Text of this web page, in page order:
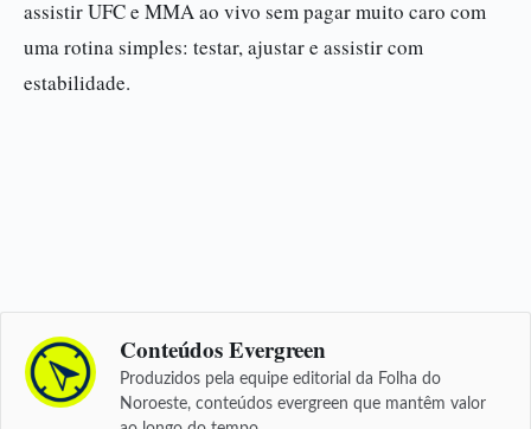
assistir UFC e MMA ao vivo sem pagar muito caro com
uma rotina simples: testar, ajustar e assistir com
estabilidade.
Conteúdos Evergreen
Produzidos pela equipe editorial da Folha do
Noroeste, conteúdos evergreen que mantêm valor